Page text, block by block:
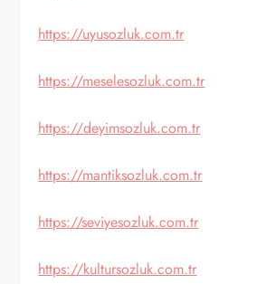
https://uyusozluk.com.tr
https://meselesozluk.com.tr
https://deyimsozluk.com.tr
https://mantiksozluk.com.tr
https://seviyesozluk.com.tr
https://kultursozluk.com.tr